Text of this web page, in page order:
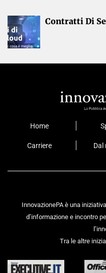
Contratti Di
Home
Carriere Dal
InnovazionePA è una
d’informazione e incontro
Tra le altre